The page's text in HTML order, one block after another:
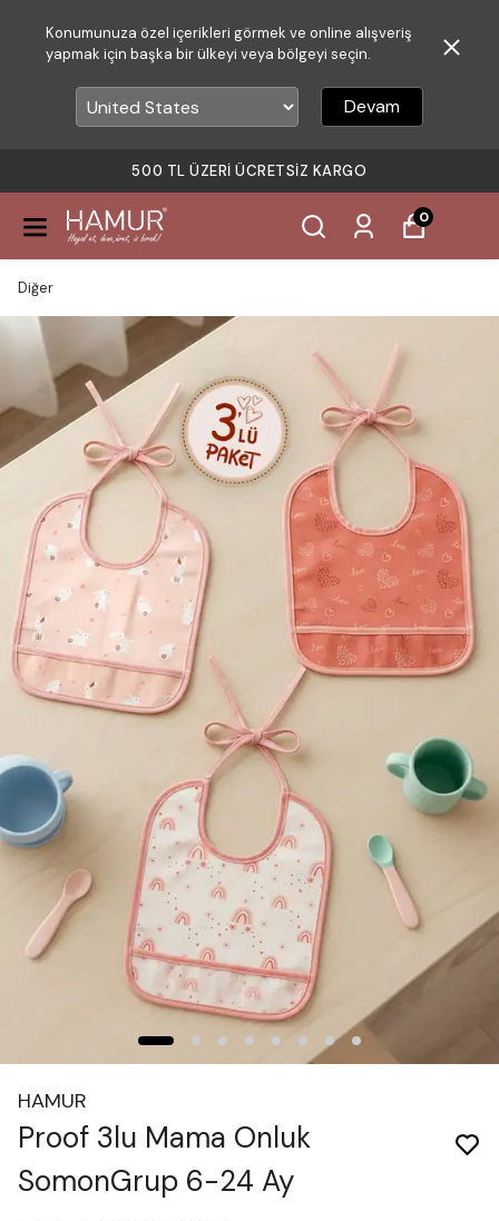
Konumunuza özel içerikleri görmek ve online alışveriş
yapmak için başka bir ülkeyi veya bölgeyi seçin.
Devam
500 TL ÜZERI ÜCRETSIZ KARGO
0
Diğer
HAMUR
Proof 3lu Mama Onluk
SomonGrup 6-24 Ay